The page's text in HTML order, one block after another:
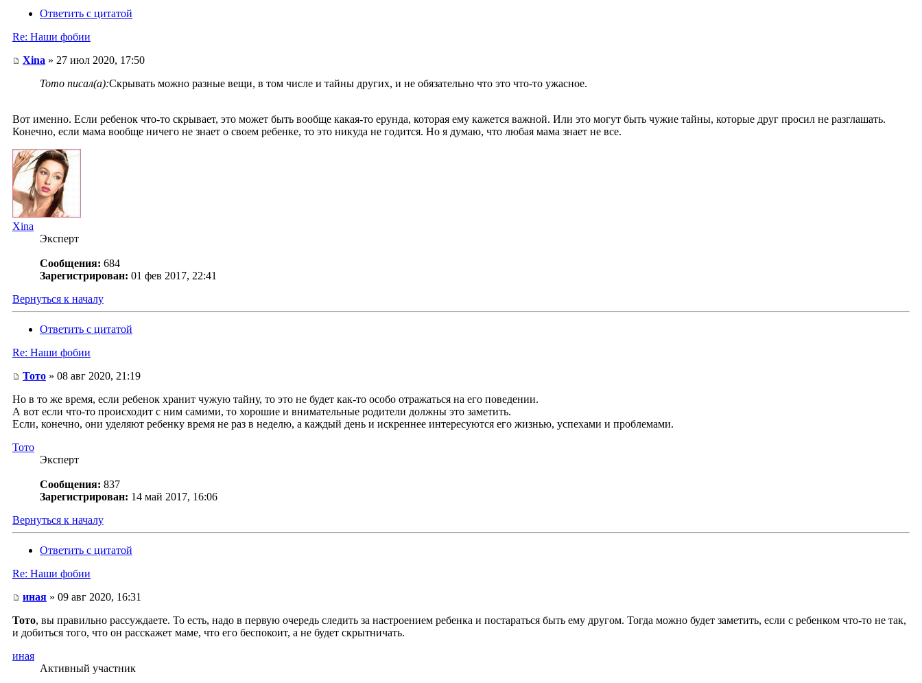
Ответить с цитатой
Re: Наши фобии
Xina » 27 июл 2020, 17:50
Тото писал(а):Скрывать можно разные вещи, в том числе и тайны других, и не обязательно что это что-то ужасное.
Вот именно. Если ребенок что-то скрывает, это может быть вообще какая-то ерунда, которая ему кажется важной. Или это могут быть чужие тайны, которые друг просил не разглашать.
Конечно, если мама вообще ничего не знает о своем ребенке, то это никуда не годится. Но я думаю, что любая мама знает не все.
Xina
Эксперт
Сообщения: 684
Зарегистрирован: 01 фев 2017, 22:41
Вернуться к началу
Ответить с цитатой
Re: Наши фобии
Тото » 08 авг 2020, 21:19
Но в то же время, если ребенок хранит чужую тайну, то это не будет как-то особо отражаться на его поведении.
А вот если что-то происходит с ним самими, то хорошие и внимательные родители должны это заметить.
Если, конечно, они уделяют ребенку время не раз в неделю, а каждый день и искреннее интересуются его жизнью, успехами и проблемами.
Тото
Эксперт
Сообщения: 837
Зарегистрирован: 14 май 2017, 16:06
Вернуться к началу
Ответить с цитатой
Re: Наши фобии
иная » 09 авг 2020, 16:31
Тото, вы правильно рассуждаете. То есть, надо в первую очередь следить за настроением ребенка и постараться быть ему другом. Тогда можно будет заметить, если с ребенком что-то не так,
и добиться того, что он расскажет маме, что его беспокоит, а не будет скрытничать.
иная
Активный участник